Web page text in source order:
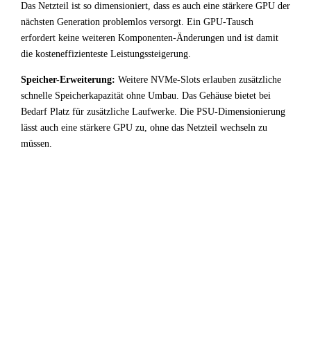
Das Netzteil ist so dimensioniert, dass es auch eine stärkere GPU der
nächsten Generation problemlos versorgt. Ein GPU-Tausch
erfordert keine weiteren Komponenten-Änderungen und ist damit
die kosteneffizienteste Leistungssteigerung.
Speicher-Erweiterung: Weitere NVMe-Slots erlauben zusätzliche
schnelle Speicherkapazität ohne Umbau. Das Gehäuse bietet bei
Bedarf Platz für zusätzliche Laufwerke. Die PSU-Dimensionierung
lässt auch eine stärkere GPU zu, ohne das Netzteil wechseln zu
müssen.